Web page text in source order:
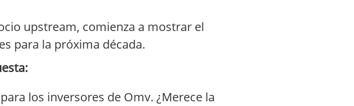
upstream, comienza a mostrar el
para la próxima década.
los inversores de Omv. ¿Merece la